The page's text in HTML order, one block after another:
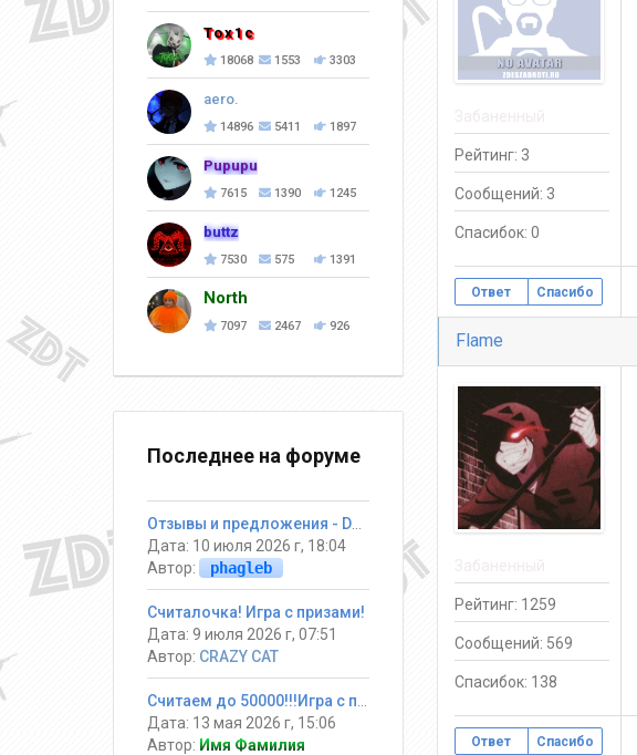
Рейтинг: 3
Сообщений: 3
Спасибок: 0
Ответ Спасибо
Flame
Рейтинг: 1259
Сообщений: 569
Спасибок: 138
Ответ Спасибо
Tox1c
18068 1553 3303
aero.
14896 5411 1897
Pupupu
7615 1390 1245
buttz
7530 575 1391
North
7097 2467 926
Последнее на форуме
Дата: 10 июля 2026 г, 18:04
Автор:
phagleb
Считалочка! Игра с призами!
Дата: 9 июля 2026 г, 07:51
Автор: CRAZY CAT
Дата: 13 мая 2026 г, 15:06
Автор: Имя Фамилия